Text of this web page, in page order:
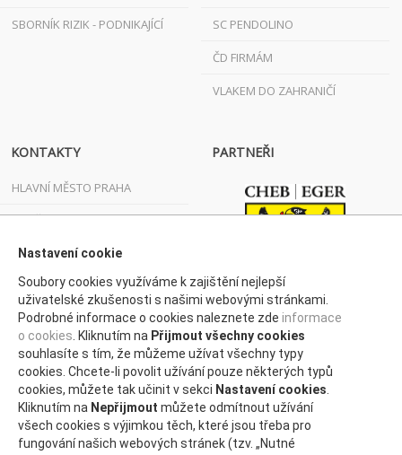
SBORNÍK RIZIK - PODNIKAJÍCÍ SC PENDOLINO
ČD FIRMÁM
VLAKEM DO ZAHRANIČÍ
KONTAKTY
HLAVNÍ MĚSTO PRAHA
JIHOČESKÝ KRAJ
JIHOMORAVSKÝ KRAJ
KARLOVARSKÝ KRAJ
KRAJ VYSOČINA
KRÁLOVÉHRADECKÝ KRAJ
LIBERECKÝ KRAJ
MORAVSKOSLEZSKÝ KRAJ
PARTNEŘI
Nastavení cookie
Soubory cookies využíváme k zajištění nejlepší
uživatelské zkušenosti s našimi webovými stránkami.
Podrobné informace o cookies naleznete zde informace
o cookies . Kliknutím na Přijmout všechny cookies
souhlasíte s tím, že můžeme užívat všechny typy
cookies. Chcete-li povolit užívání pouze některých typů
cookies, můžete tak učinit v sekci Nastavení cookies
Kliknutím na Nepřijmout můžete odmítnout užívání
všech cookies s výjimkou těch, které jsou třeba pro
fungování našich webových stránek (tzv. „Nutné